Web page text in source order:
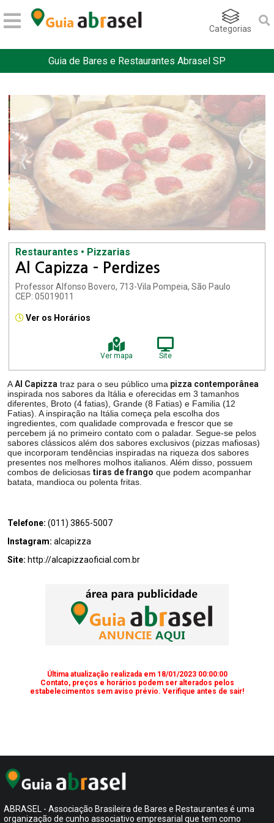
Categorias
Guia de Bares e Restaurantes Abrasel SP
Restaurantes • Pizzarias
Al Capizza - Perdizes
Professor Alfonso Bovero, 713-Vila Pompeia, São Paulo
CEP: 05019011
Ver os Horários
Ver mapa Site
AAl Capizza traz para o seu público uma pizza contemporânea
inspirada nos sabores da Itália e oferecidas em 3 tamanhos
diferentes, Broto (4 fatias), Grande (8 Fatias) e Familia (12
Fatias). A inspiração na Itália começa pela escolha dos
ingredientes, com qualidade comprovada e frescor que se
percebem já no primeiro contato com o paladar. Segue-se pelos
sabores clássicos além dos sabores exclusivos (pizzas mafiosas)
que incorporam tendências inspiradas na riqueza dos sabores
presentes nos melhores molhos italianos. Além disso, possuem
combos de deliciosas tiras de frango que podem acompanhar
batata, mandioca ou polenta fritas.
Telefone: (011) 3865-5007
Instagram: alcapizza
Site: http://alcapizzaoficial.com.br
Última atualização realizada em 18/01/2023 00:00:00
Contato, preços e horários podem ser alterados pelos
estabelecimentos sem aviso prévio. Verifique antes de sair!
ABRASEL - Associação Brasileira de Bares e Restaurantes é uma
organização de cunho associativo empresarial que tem como